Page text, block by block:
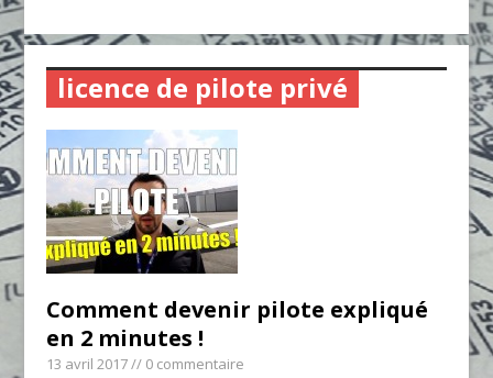
licence de pilote privé
Comment devenir pilote expliqué
en 2 minutes !
13 avril 2017// 0 commentaire